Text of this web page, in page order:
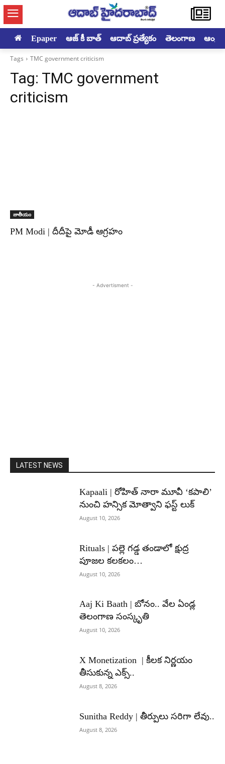
Epaper ఆజ్ కీ బాత్ ఆదాబ్ ప్రత్యేకం తెలంగాణ
Tags TMC government criticism
Tag: TMC government
criticism
జాతీయం
PM Modi | దీదీపై మోడీ ఆగ్రహం
- Advertisment -
LATEST NEWS
Kapaali | రోహిత్ నారా మూవీ ‘కపాలి’
నుంచి హన్సిక మోత్వాని ఫస్ట్ లుక్
August 10, 2026
Rituals | పల్లె గడ్డ తండాలో క్షుద్ర
పూజల కలకలం…
August 10, 2026
Aaj Ki Baath | బోనం.. వేల ఏండ్ల
తెలంగాణ సంస్కృతి
August 10, 2026
X Monetization | కీలక నిర్ణయం
తీసుకున్న ఎక్స్..
August 8, 2026
Sunitha Reddy | తీర్పులు సరిగా లేవు..
August 8, 2026